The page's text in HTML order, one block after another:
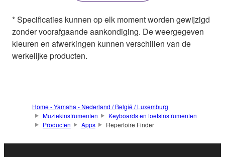
* Specificaties kunnen op elk moment worden gewijzigd
zonder voorafgaande aankondiging. De weergegeven
kleuren en afwerkingen kunnen verschillen van de
werkelijke producten.
Home - Yamaha - Nederland / België / Luxemburg
Muziekinstrumenten
Keyboards en toetsinstrumenten
Producten
Apps Repertoire Finder